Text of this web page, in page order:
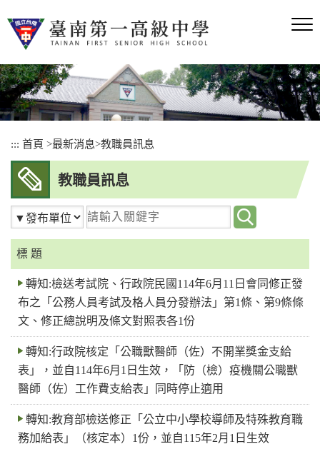
到
內
容
區
塊
::: 首頁 >最新消息>教職員訊息
教職員訊息
請
輸
關
鍵
字
標 題
轉知:檢送考試院、行政院民國114年6月11日會同修正發
布之「公務人員考試及格人員分發辦法」第1條、第9條條
文、修正總說明及條文對照表各1份
轉知:行政院核定「公職獸醫師（佐）不開業獎金支給
表」，並自114年6月1日生效，「防（檢）疫機關公職獸
醫師（佐）工作費支給表」同時停止適用
轉知:教育部檢送修正「公立中小學校導師及特殊教育職
務加給表」（核定本）1份，並自115年2月1日生效